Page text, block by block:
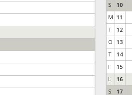
S
10
M 11
T
12
O
13
T
14
F
15
L
16
S
17